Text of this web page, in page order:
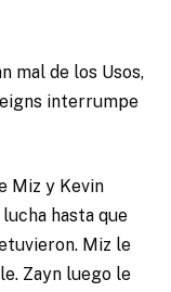
mal de los Usos,
interrumpe
Miz y Kevin
hasta que
Miz le
Zayn luego le